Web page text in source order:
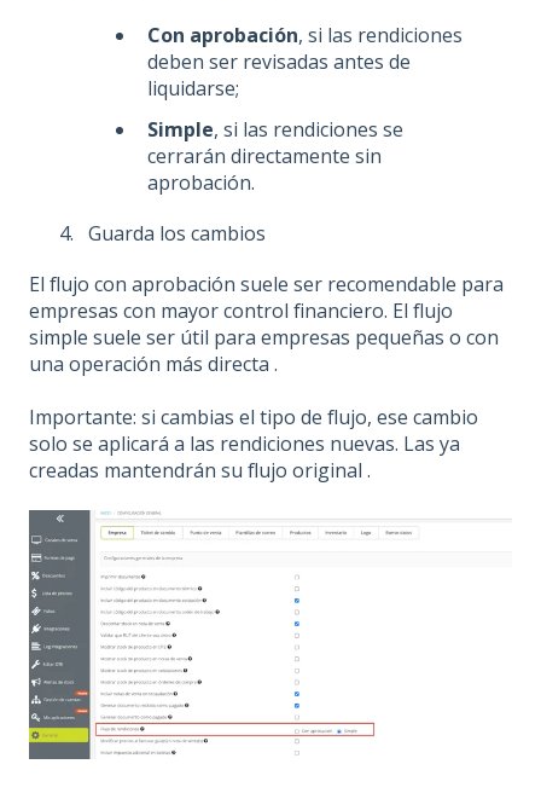
Con aprobación, si las rendiciones
deben ser revisadas antes de
liquidarse;
Simple, si las rendiciones se
cerrarán directamente sin
aprobación.
Guarda los cambios
El flujo con aprobación suele ser recomendable para
empresas con mayor control financiero. El flujo
simple suele ser útil para empresas pequeñas o con
una operación más directa .
Importante: si cambias el tipo de flujo, ese cambio
solo se aplicará a las rendiciones nuevas. Las ya
creadas mantendrán su flujo original .